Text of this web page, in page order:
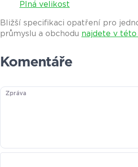
Plná velikost
Bližší specifikaci opatření pro
průmyslu a obchodu najdete v této
Komentáře